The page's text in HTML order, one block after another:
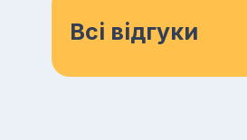
Всі відгуки